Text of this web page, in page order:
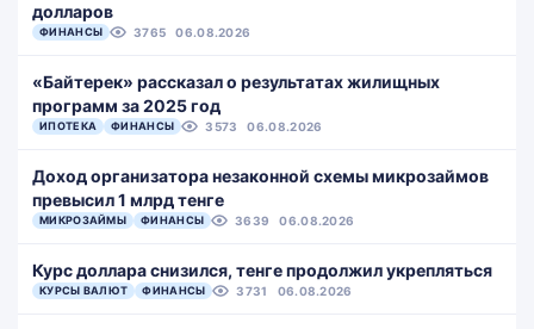
долларов
ФИНАНСЫ 3765 06.08.2026
«Байтерек» рассказал о результатах жилищных
программ за 2025 год
ИПОТЕКА ФИНАНСЫ 3573 06.08.2026
Доход организатора незаконной схемы микрозаймов
превысил 1 млрд тенге
МИКРОЗАЙМЫ ФИНАНСЫ 3639 06.08.2026
Курс доллара снизился, тенге продолжил укрепляться
КУРСЫ ВАЛЮТ ФИНАНСЫ 3731 06.08.2026